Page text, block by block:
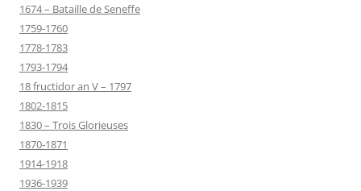
1674 – Bataille de Seneffe
1759-1760
1778-1783
1793-1794
18 fructidor an V – 1797
1802-1815
1830 – Trois Glorieuses
1870-1871
1914-1918
1936-1939